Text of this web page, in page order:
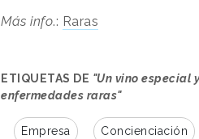
Más info.: Raras
ETIQUETAS DE "Un vino especial
enfermedades raras"
Empresa Concienciación